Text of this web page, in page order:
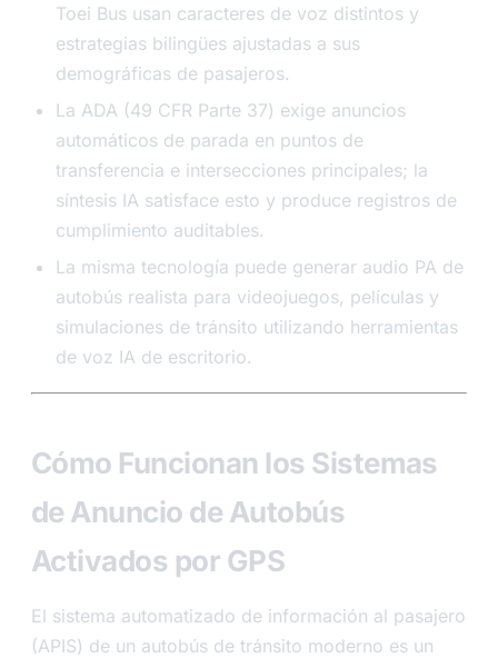
Toei Bus usan caracteres de voz distintos y
estrategias bilingües ajustadas a sus
demográficas de pasajeros.
La ADA (49 CFR Parte 37) exige anuncios
automáticos de parada en puntos de
transferencia e intersecciones principales; la
síntesis IA satisface esto y produce registros de
cumplimiento auditables.
La misma tecnología puede generar audio PA de
autobús realista para videojuegos, películas y
simulaciones de tránsito utilizando herramientas
de voz IA de escritorio.
Cómo Funcionan los Sistemas
de Anuncio de Autobús
Activados por GPS
El sistema automatizado de información al pasajero
(APIS) de un autobús de tránsito moderno es un